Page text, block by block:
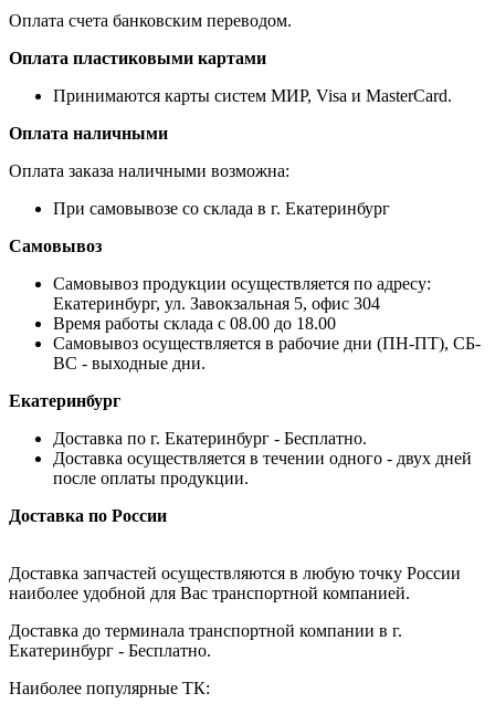
Оплата счета банковским переводом.
Оплата пластиковыми картами
Принимаются карты систем МИР, Visa и MasterCard.
Оплата наличными
Оплата заказа наличными возможна:
При самовывозе со склада в г. Екатеринбург
Самовывоз
Самовывоз продукции осуществляется по адресу:
Екатеринбург, ул. Завокзальная 5, офис 304
Время работы склада с 08.00 до 18.00
Самовывоз осуществляется в рабочие дни (ПН-ПТ), СБ-
ВС - выходные дни.
Екатеринбург
Доставка по г. Екатеринбург - Бесплатно.
Доставка осуществляется в течении одного - двух дней
после оплаты продукции.
Доставка по России
Доставка запчастей осуществляются в любую точку России
наиболее удобной для Вас транспортной компанией.
Доставка до терминала транспортной компании в г.
Екатеринбург - Бесплатно.
Наиболее популярные ТК: